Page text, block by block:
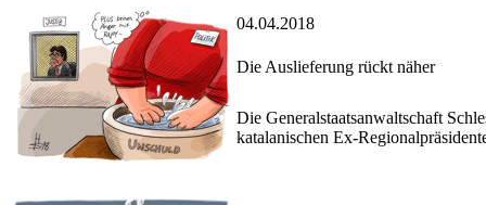
04.04.2018
Die Auslieferung rückt näher
Die Generalstaatsanwaltschaft
katalanischen Ex-